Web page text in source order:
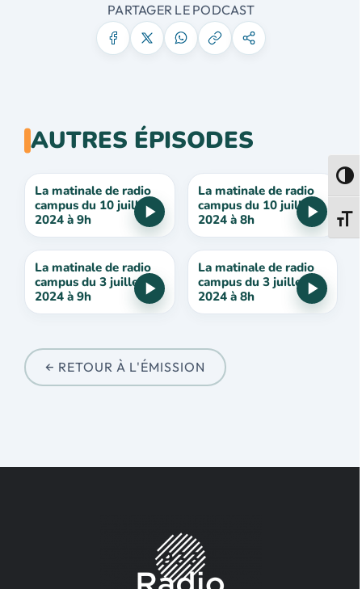
PARTAGER LE PODCAST
AUTRES ÉPISODES
La matinale de radio
campus du 10 juillet
2024 à 9h
La matinale de radio
campus du 10 juillet
2024 à 8h
La matinale de radio
campus du 3 juillet
2024 à 9h
La matinale de radio
campus du 3 juillet
2024 à 8h
← RETOUR À L'ÉMISSION